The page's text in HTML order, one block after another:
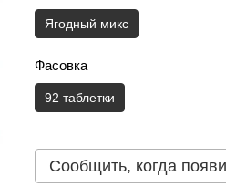
Ягодный микс
Фасовка
92 таблетки
Сообщить, когда